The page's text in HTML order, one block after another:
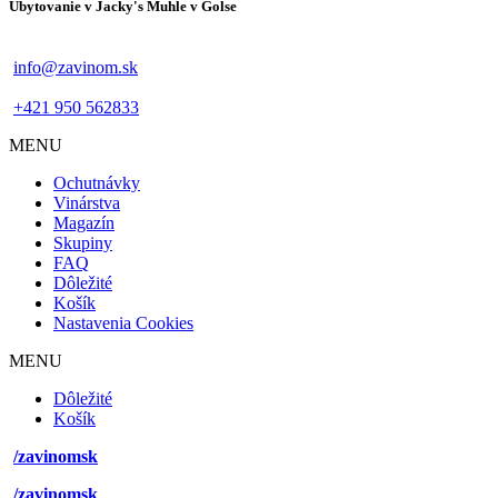
Ubytovanie v Jacky's Muhle v Golse
info@zavinom.sk
+421 950 562833
mobile
MENU
Ochutnávky
Vinárstva
Magazín
Skupiny
FAQ
Dôležité
Košík
Nastavenia Cookies
desktop
menu
MENU
Dôležité
Košík
/zavinomsk
/zavinomsk